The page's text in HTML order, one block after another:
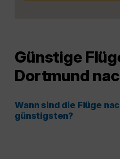
Günstige
Dortmund
Wann sind die Flüge
günstigsten?